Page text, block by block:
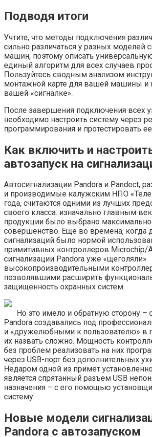
Подводя итоги
Учтите, что методы подключения
сильно различаться у разных моделей
машин, поэтому описать
единый алгоритм для всех случаев
Пользуйтесь сводным анализом
монтажной карте для вашей машины и
вашей «сигналке».
После завершения подключения всех
необходимо настроить систему через
программирования и протестировать ее
Как включить и
автозапуск на
Автосигнализации Pandora и Pandect,
и производимые калужским НПО
года, считаются одними из лучших
своего класса: изначально главным
продукции было выбрано
совершенство. Еще во времена, когда
сигнализаций было нормой
примитивных контроллеров Microchip/
сигнализации Pandora уже «щеголяли»
высокопроизводительными
позволявшими расширить
защищенность охранных систем.
Но это имело и обратную сторону –
Pandora создавались под
и «дружелюбными к пользователю» в
их назвать сложно. Мощность
без проблем реализовать на них
через USB-порт без дополнительных
Недаром одной из примет
является спрятанный разъем USB
назначения – с его помощью
систему.
Новые модели
Pandora с автозапуском